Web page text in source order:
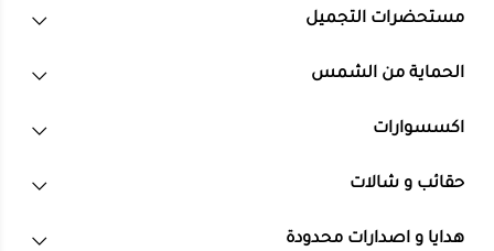
مستحضرات التجميل
الحماية من الشمس
اكسسوارات
حقائب و شالات
هدايا و اصدارات محدودة